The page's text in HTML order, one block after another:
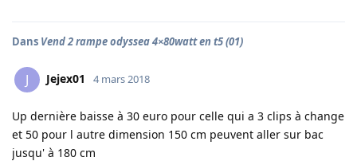
Dans Vend 2 rampe odyssea 4×80watt en t5 (01)
J Jejex01 4 mars 2018
Up dernière baisse à 30 euro pour celle qui a 3 clips à change
et 50 pour l autre dimension 150 cm peuvent aller sur bac
jusqu' à 180 cm